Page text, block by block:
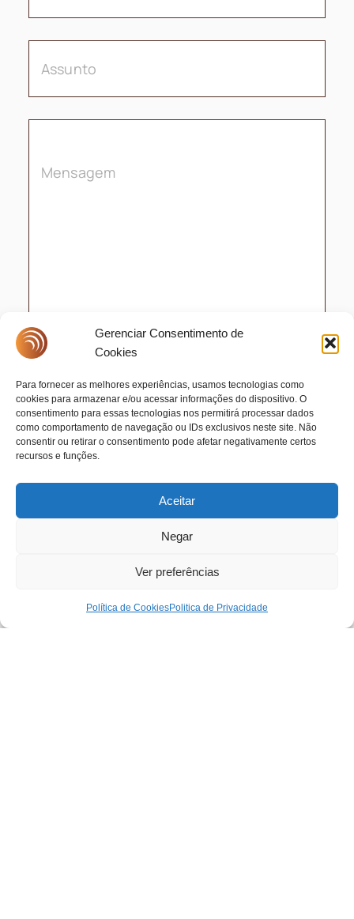
Gerenciar Consentimento de
Cookies
Para fornecer as melhores experiências, usamos tecnologias como
cookies para armazenar e/ou acessar informações do dispositivo. O
consentimento para essas tecnologias nos permitirá processar dados
como comportamento de navegação ou IDs exclusivos neste site. Não
consentir ou retirar o consentimento pode afetar negativamente certos
recursos e funções.
Aceitar
Negar
Ver preferências
Política de CookiesPolitica de Privacidade